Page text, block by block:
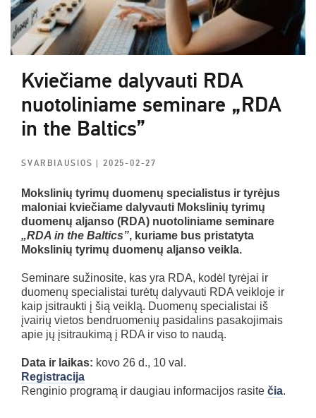
Kviečiame dalyvauti RDA
nuotoliniame seminare „RDA
in the Baltics”
SVARBIAUSIOS| 2025-02-27
Mokslinių tyrimų duomenų specialistus ir tyrėjus
maloniai kviečiame dalyvauti Mokslinių tyrimų
duomenų aljanso (RDA) nuotoliniame seminare
„RDA in the Baltics”, kuriame bus pristatyta
Mokslinių tyrimų duomenų aljanso veikla.
Seminare sužinosite, kas yra RDA, kodėl tyrėjai ir
duomenų specialistai turėtų dalyvauti RDA veikloje ir
kaip įsitraukti į šią veiklą. Duomenų specialistai iš
įvairių vietos bendruomenių pasidalins pasakojimais
apie jų įsitraukimą į RDA ir viso to naudą.
Data ir laikas: kovo 26 d., 10 val.
Registracija
Renginio programą ir daugiau informacijos rasite čia.